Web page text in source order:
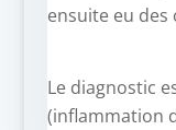
ensuite eu des
Le diagnostic
(inflammation